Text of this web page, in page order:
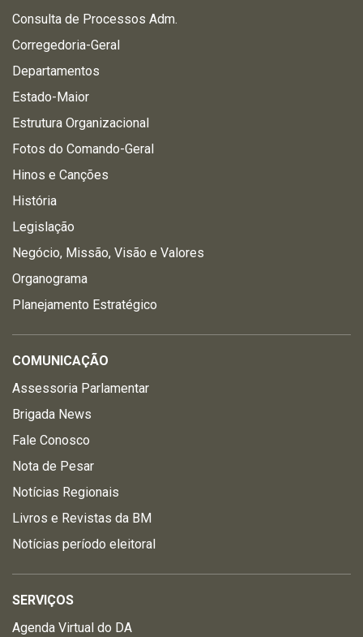
Consulta de Processos Adm.
Corregedoria-Geral
Departamentos
Estado-Maior
Estrutura Organizacional
Fotos do Comando-Geral
Hinos e Canções
História
Legislação
Negócio, Missão, Visão e Valores
Organograma
Planejamento Estratégico
COMUNICAÇÃO
Assessoria Parlamentar
Brigada News
Fale Conosco
Nota de Pesar
Notícias Regionais
Livros e Revistas da BM
Notícias período eleitoral
SERVIÇOS
Agenda Virtual do DA